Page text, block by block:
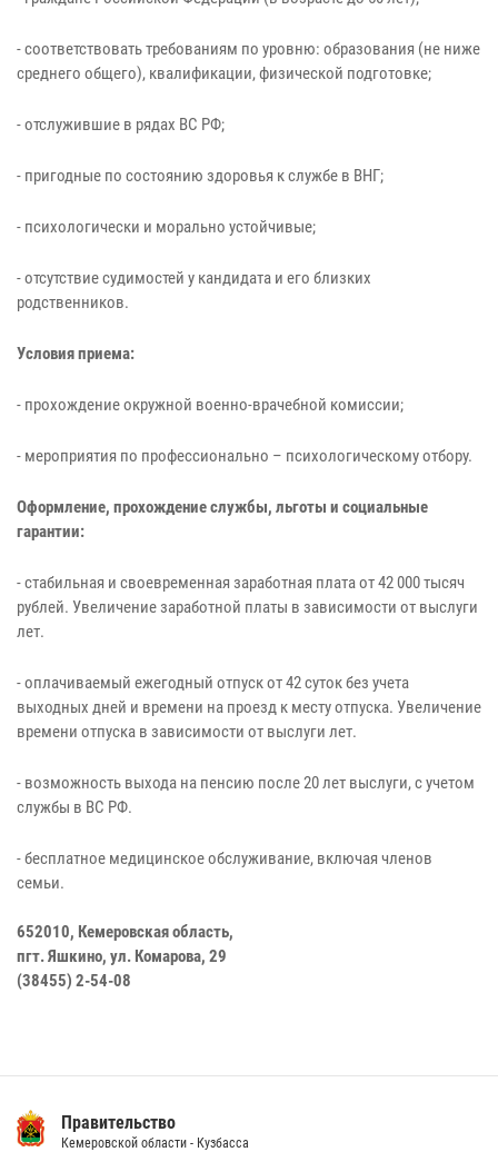
- соответствовать требованиям по уровню: образования (не ниже
среднего общего), квалификации, физической подготовке;
- отслужившие в рядах ВС РФ;
- пригодные по состоянию здоровья к службе в ВНГ;
- психологически и морально устойчивые;
- отсутствие судимостей у кандидата и его близких
родственников.
Условия приема:
- прохождение окружной военно-врачебной комиссии;
- мероприятия по профессионально – психологическому отбору.
Оформление, прохождение службы, льготы и социальные
гарантии:
- стабильная и своевременная заработная плата от 42 000 тысяч
рублей. Увеличение заработной платы в зависимости от выслуги
лет.
- оплачиваемый ежегодный отпуск от 42 суток без учета
выходных дней и времени на проезд к месту отпуска. Увеличение
времени отпуска в зависимости от выслуги лет.
- возможность выхода на пенсию после 20 лет выслуги, с учетом
службы в ВС РФ.
- бесплатное медицинское обслуживание, включая членов
семьи.
652010, Кемеровская область,
пгт. Яшкино, ул. Комарова, 29
(38455) 2-54-08
Правительство
Кемеровской области - Кузбасса